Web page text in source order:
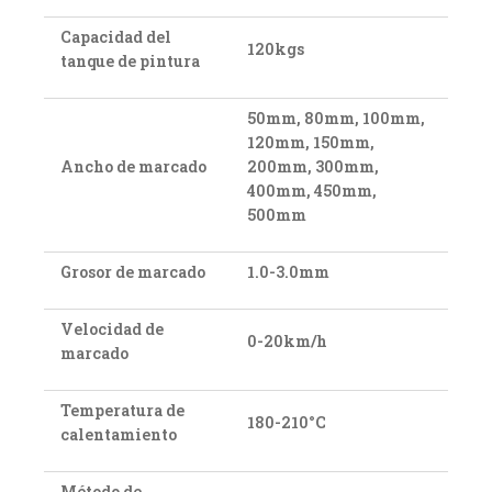
Capacidad del
tanque de pintura
120kgs
Ancho de marcado
50mm, 80mm, 100mm,
120mm, 150mm,
200mm, 300mm,
400mm, 450mm,
500mm
Grosor de marcado 1.0-3.0mm
Velocidad de
marcado
0-20km/h
Temperatura de
calentamiento
180-210°C